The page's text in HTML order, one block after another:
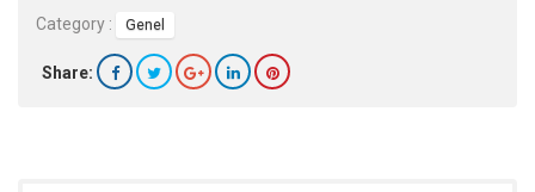
Category : Genel
Share: